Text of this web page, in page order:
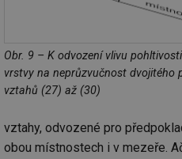
Obr. 9 – K odvození vlivu
vrstvy na neprůzvučnost dvojitého
vztahů (27) až (30)
vztahy, odvozené pro
obou místnostech i v mezeře.